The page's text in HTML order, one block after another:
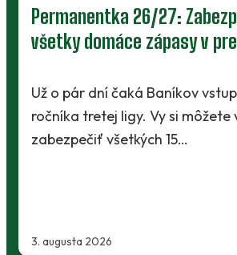
Prievidza postúpila do
V Kanianke rozhodol z
2. augusta 2026
Baníci vstúpili do ostrej
Slovnaft Cupu, keď